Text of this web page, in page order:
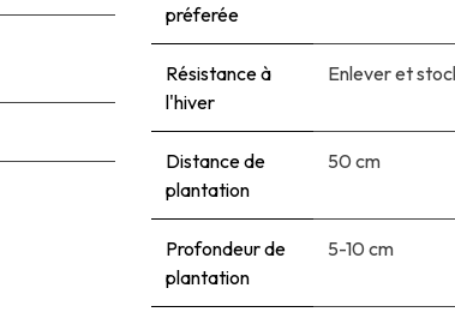
préferée
Résistance à
l'hiver
Enlever et
Distance de
plantation
50 cm
Profondeur de
plantation
5-10 cm